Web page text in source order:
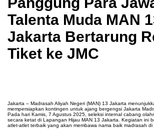
Talenta Muda MAN
Jakarta Bertarung
Tiket ke JMC
Jakarta – Madrasah Aliyah Negeri (MAN) 13 Jakarta
mempersiapkan kontingen untuk ajang bergengsi Jakarta
Pada hari Kamis, 7 Agustus 2025, seleksi internal cabang
secara ketat di Lapangan Hijau MAN 13 Jakarta. Kegiatan ini
atlet-atlet terbaik yang akan membawa nama baik madrasah di